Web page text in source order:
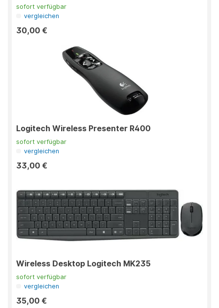
sofort verfügbar
vergleichen
30,00 €
Logitech Wireless Presenter R400
sofort verfügbar
vergleichen
33,00 €
Wireless Desktop Logitech MK235
sofort verfügbar
vergleichen
35,00 €